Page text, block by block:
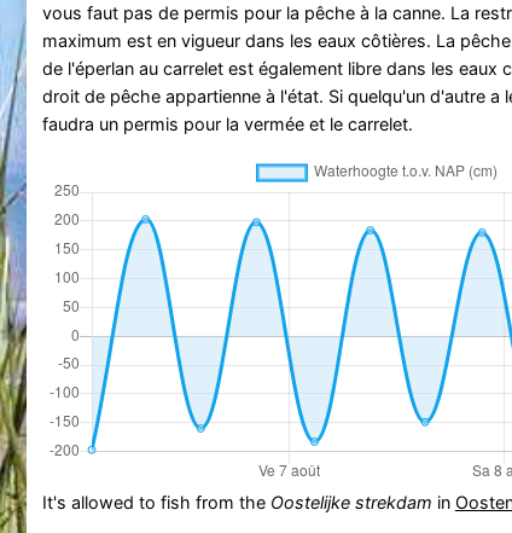
vous faut pas de permis pour la pêche à la canne. La
maximum est en vigueur dans les eaux côtières. La
de l'éperlan au carrelet est également libre dans les eaux
droit de pêche appartienne à l'état. Si quelqu'un d'autre a
faudra un permis pour la vermée et le carrelet.
It's allowed to fish from the Oostelijke strekdam in